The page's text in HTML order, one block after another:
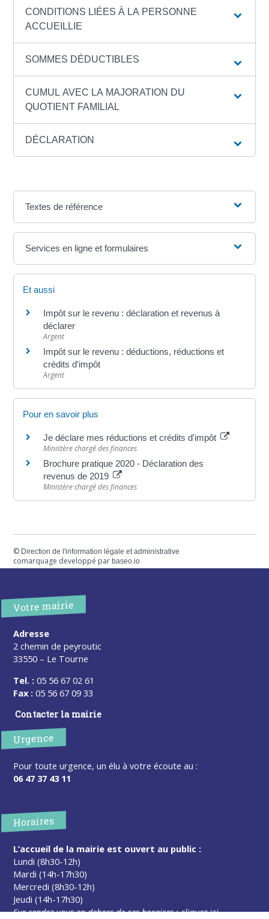
CONDITIONS LIÉES À LA PERSONNE
ACCUEILLIE
SOMMES DÉDUCTIBLES
CUMUL AVEC LA MAJORATION DU
QUOTIENT FAMILIAL
DÉCLARATION
Textes de référence
Services en ligne et formulaires
Et aussi
Impôt sur le revenu : déclaration et revenus à
déclarer
Argent
Impôt sur le revenu : déductions, réductions et
crédits d'impôt
Argent
Pour en savoir plus
Je déclare mes réductions et crédits d'impôt
Ministère chargé des finances
Brochure pratique 2020 - Déclaration des
revenus de 2019
Ministère chargé des finances
© Direction de l'information légale et administrative
comarquage developpé parbaseo.io
Votre mairie
Adresse
2 chemin de peyroutic
33550 – Le Tourne
Tel. : 05 56 67 02 61
Fax : 05 56 67 09 33
Contacter la mairie
Urgence
Pour toute urgence, un élu à votre écoute au :
06 47 37 43 11
Horaires
L’accueil de la mairie est ouvert au public :
Lundi (8h30-12h)
Mardi (14h-17h30)
Mercredi (8h30-12h)
Jeudi (14h-17h30)
Sur rendez-vous en dehors de ces horaires :cliquez ici